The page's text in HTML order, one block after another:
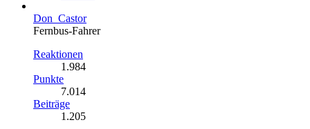
Don_Castor
Fernbus-Fahrer
Reaktionen
1.984
Punkte
7.014
Beiträge
1.205